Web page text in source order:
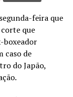
feira que
que
boxeador
caso de
do Japão,